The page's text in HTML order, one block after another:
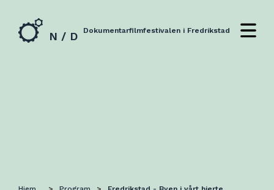
N / D Dokumentarfilmfestivalen i Fredrikstad